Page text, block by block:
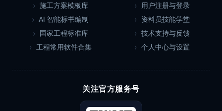
施工方案模板库
AI 智能标书编制
国家工程标准库
工程常用软件合集
用户注册与登录
资料员技能学堂
技术支持与反馈
个人中心与设置
关注官方服务号